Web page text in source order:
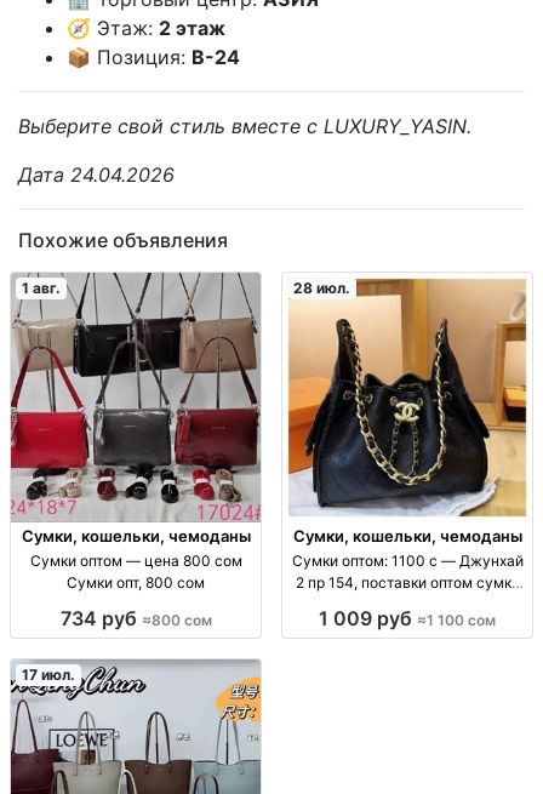
🧭 Этаж: 2 этаж
📦 Позиция: В-24
Выберите свой стиль вместе с LUXURY_YASIN.
Дата 24.04.2026
Похожие объявления
1 авг.
Сумки, кошельки, чемоданы
Сумки оптом — цена 800 сом
Сумки опт, 800 сом
734 руб ≈800 сом
28 июл.
Сумки, кошельки, чемоданы
Сумки оптом: 1100 с — Джунхай
2 пр 154, поставки оптом сумки
154»), цена 1100 с, поставки для
1 009 руб ≈1 100 сом
17 июл.